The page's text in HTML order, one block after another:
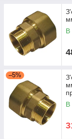
В
–5%
В